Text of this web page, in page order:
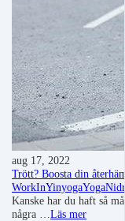
aug 17, 2022
Trött? Boosta din
WorkInYinyoga
Kanske har du haft så
några … Läs mer